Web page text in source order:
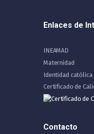
Enlaces de
INEAMAD
Maternidad
Identidad católica
Certificado de
Contacto